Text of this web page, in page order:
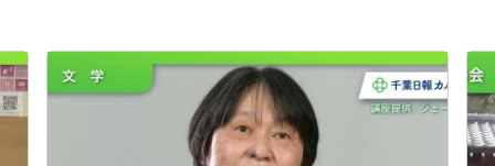
画像 画